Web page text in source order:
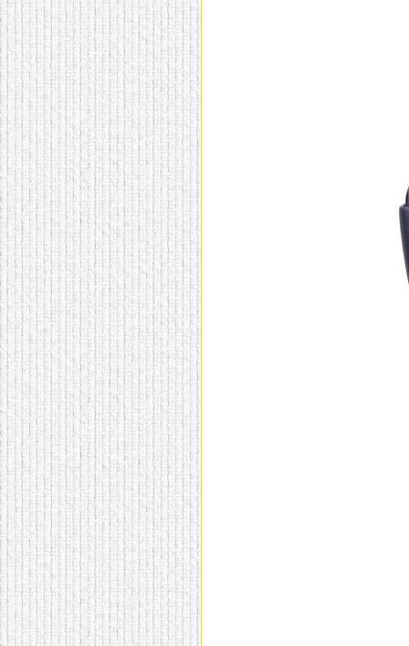
домашнем использовании.
Эта мебель имеет
некоторые преимущества
перед той же стенкой для
гостиной, к примеру,
поскольку она более
легкая и не загромождает
пространство. В спальне
этот предмет можно
поставить у изголовья
кровати, чтобы заполнить
пустующее там
место. Также стеллажи
очень часто используют в
качестве разграничителей
комнаты, например, на
рабочую зону и
пространство для отдыха.
Особенно это актуально
для однокомнатных
квартир.